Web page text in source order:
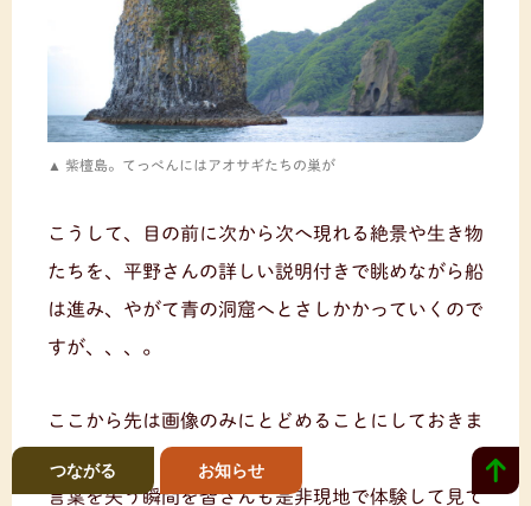
紫檀島。てっぺんにはアオサギたちの巣が
こうして、目の前に次から次へ現れる絶景や生き物
たちを、平野さんの詳しい説明付きで眺めながら船
は進み、やがて青の洞窟へとさしかかっていくので
すが、、、。
ここから先は画像のみにとどめることにしておきま
言葉を失う瞬間を皆さんも是非現地で体験して見て
つながる お知らせ